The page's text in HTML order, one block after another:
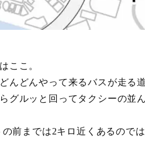
ここ。
んどんやって来るバスが走る道
グルッと回ってタクシーの並
前までは2キロ近くあるので